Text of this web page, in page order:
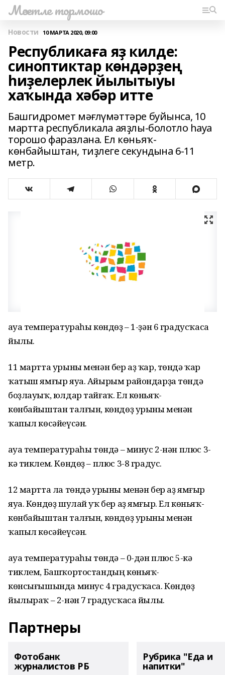
Мәсетле тормошо
Новости 10 МАРТА 2020, 09:00
Республикаға яҙ килде:
синоптиктар көндәрҙең
һиҙелерлек йылытыуы
хаҡында хәбәр итте
Башгидромет мәғлүмәттәре буйынса, 10
мартта республикала аяҙлы-болотло һауа
торошо фаразлана. Ел көньяҡ-
көнбайыштан, тиҙлеге секундына 6-11
метр.
Һауа температураһы көндөҙ – 1-ҙән 6 градусҡаса
йылы.
11 мартта урыны менән бер аҙ ҡар, төндә ҡар
ҡатыш ямғыр яуа. Айырым райондарҙа төндә
боҙлауыҡ, юлдар тайғаҡ. Ел көньяҡ-
көнбайыштан талғын, көндөҙ урыны менән
ҡапыл көсәйеүсән.
Һауа температураһы төндә – минус 2-нән плюс 3-
кә тиклем. Көндөҙ – плюс 3-8 градус.
12 мартта ла төндә урыны менән бер аҙ ямғыр
яуа. Көндөҙ шулай уҡ бер аҙ ямғыр. Ел көньяҡ-
көнбайыштан талғын, көндөҙ урыны менән
ҡапыл көсәйеүсән.
Һауа температураһы төндә – 0-дән плюс 5-кә
тиклем, Башҡортостандың көньяҡ-
көнсығышында минус 4 градусҡаса. Көндөҙ
йылыраҡ – 2-нән 7 градусҡаса йылы.
Партнеры
Фотобанк
журналистов РБ
Рубрика "Еда и
напитки"